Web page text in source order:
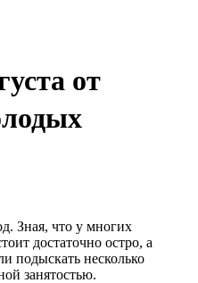
от
Зная, что у многих
достаточно остро, а
подыскать несколько
занятостью.